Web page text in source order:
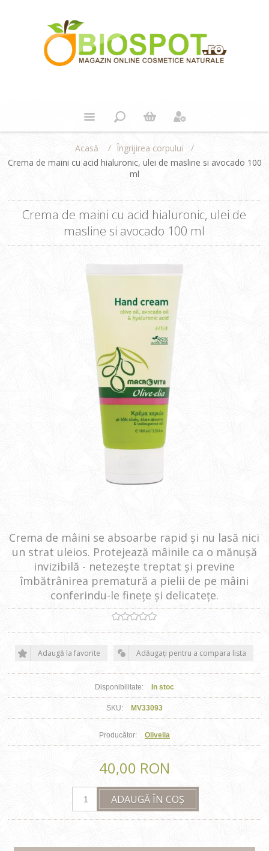
Acasă / Îngrijirea corpului
/
Crema de maini cu acid hialuronic, ulei de masline si avocado 100
ml
Crema de maini cu acid hialuronic, ulei de
masline si avocado 100 ml
Crema de mâini se absoarbe rapid și nu lasă nici
un strat uleios. Protejează mâinile ca o mănușă
invizibilă - netezește treptat și previne
îmbătrânirea prematură a pielii de pe mâini
conferindu-le finețe și delicatețe.
Adaugă la favorite Adăugați pentru a compara lista
Disponibilitate: In stoc
SKU: MV33093
Producător: Olivelia
40,00 RON
ADAUGĂ ÎN COȘ